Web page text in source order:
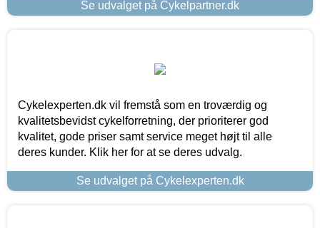
Se udvalget på Cykelpartner.dk
Cykelexperten.dk vil fremstå som en troværdig og
kvalitetsbevidst cykelforretning, der prioriterer god
kvalitet, gode priser samt service meget højt til alle
deres kunder. Klik her for at se deres udvalg.
Se udvalget på Cykelexperten.dk